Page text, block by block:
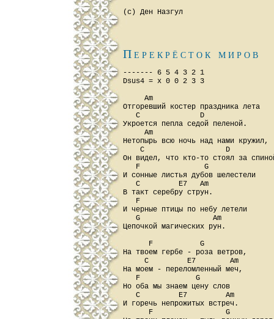
Перекрёсток миров
------- 6 5 4 3 2 1
Dsus4 = x 0 0 2 3 3
     Am
Отгоревший костер праздника лета
   C              D
Укроется пепла седой пеленой.
     Am
Нетопырь всю ночь над нами кружил,
    C                   D
Он видел, что кто-то стоял за
   F               G
И сонные листья дубов шелестели
   C         E7   Am
В такт серебру струн.
   F
И черные птицы по небу летели
   G                 Am
Цепочкой магических рун.
      F           G
На твоем гербе - роза ветров,
     C         E7        Am
На моем - переломленный меч,
   F             G
Но оба мы знаем цену слов
   C         E7         Am
И горечь непрожитых встреч.
      F                 G